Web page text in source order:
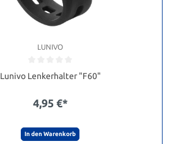
LUNIVO
Lunivo Lenkerhalter "F60"
4,95 €*
In den Warenkorb